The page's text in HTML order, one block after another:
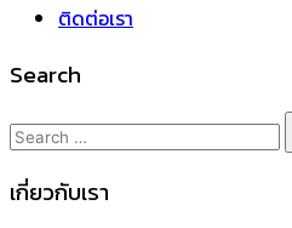
ติดต่อเรา
Search
เกี่ยวกับเรา